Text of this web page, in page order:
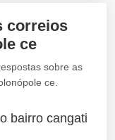
correios
ce
sobre as
ce.
bairro cangati